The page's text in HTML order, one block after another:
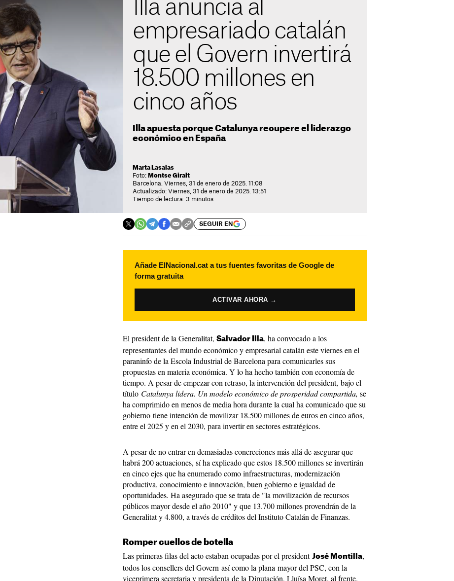
Illa anuncia al
empresariado catalán
que el Govern invertirá
18.500 millones en
cinco años
Illa apuesta porque Catalunya recupere el liderazgo
económico en España
Marta Lasalas
Foto: Montse Giralt
Barcelona. Viernes, 31 de enero de 2025. 11:08
Actualizado: Viernes, 31 de enero de 2025. 13:51
Tiempo de lectura: 3 minutos
SEGUIR EN
Añade ElNacional.cat a tus fuentes favoritas de Google de
forma gratuita
ACTIVAR AHORA →
El president de la Generalitat, Salvador Illa, ha convocado a los
representantes del mundo económico y empresarial catalán este viernes en el
paraninfo de la Escola Industrial de Barcelona para comunicarles sus
propuestas en materia económica. Y lo ha hecho también con economía de
tiempo. A pesar de empezar con retraso, la intervención del president, bajo el
título Catalunya lidera. Un modelo económico de prosperidad compartida, se
ha comprimido en menos de media hora durante la cual ha comunicado que su
gobierno tiene intención de movilizar 18.500 millones de euros en cinco años,
entre el 2025 y en el 2030, para invertir en sectores estratégicos.
A pesar de no entrar en demasiadas concreciones más allá de asegurar que
habrá 200 actuaciones, sí ha explicado que estos 18.500 millones se invertirán
en cinco ejes que ha enumerado como infraestructuras, modernización
productiva, conocimiento e innovación, buen gobierno e igualdad de
oportunidades. Ha asegurado que se trata de "la movilización de recursos
públicos mayor desde el año 2010" y que 13.700 millones provendrán de la
Generalitat y 4.800, a través de créditos del Instituto Catalán de Finanzas.
Romper cuellos de botella
Las primeras filas del acto estaban ocupadas por el president José Montilla,
todos los consellers del Govern así como la plana mayor del PSC, con la
viceprimera secretaria y presidenta de la Diputación, Lluïsa Moret, al frente.